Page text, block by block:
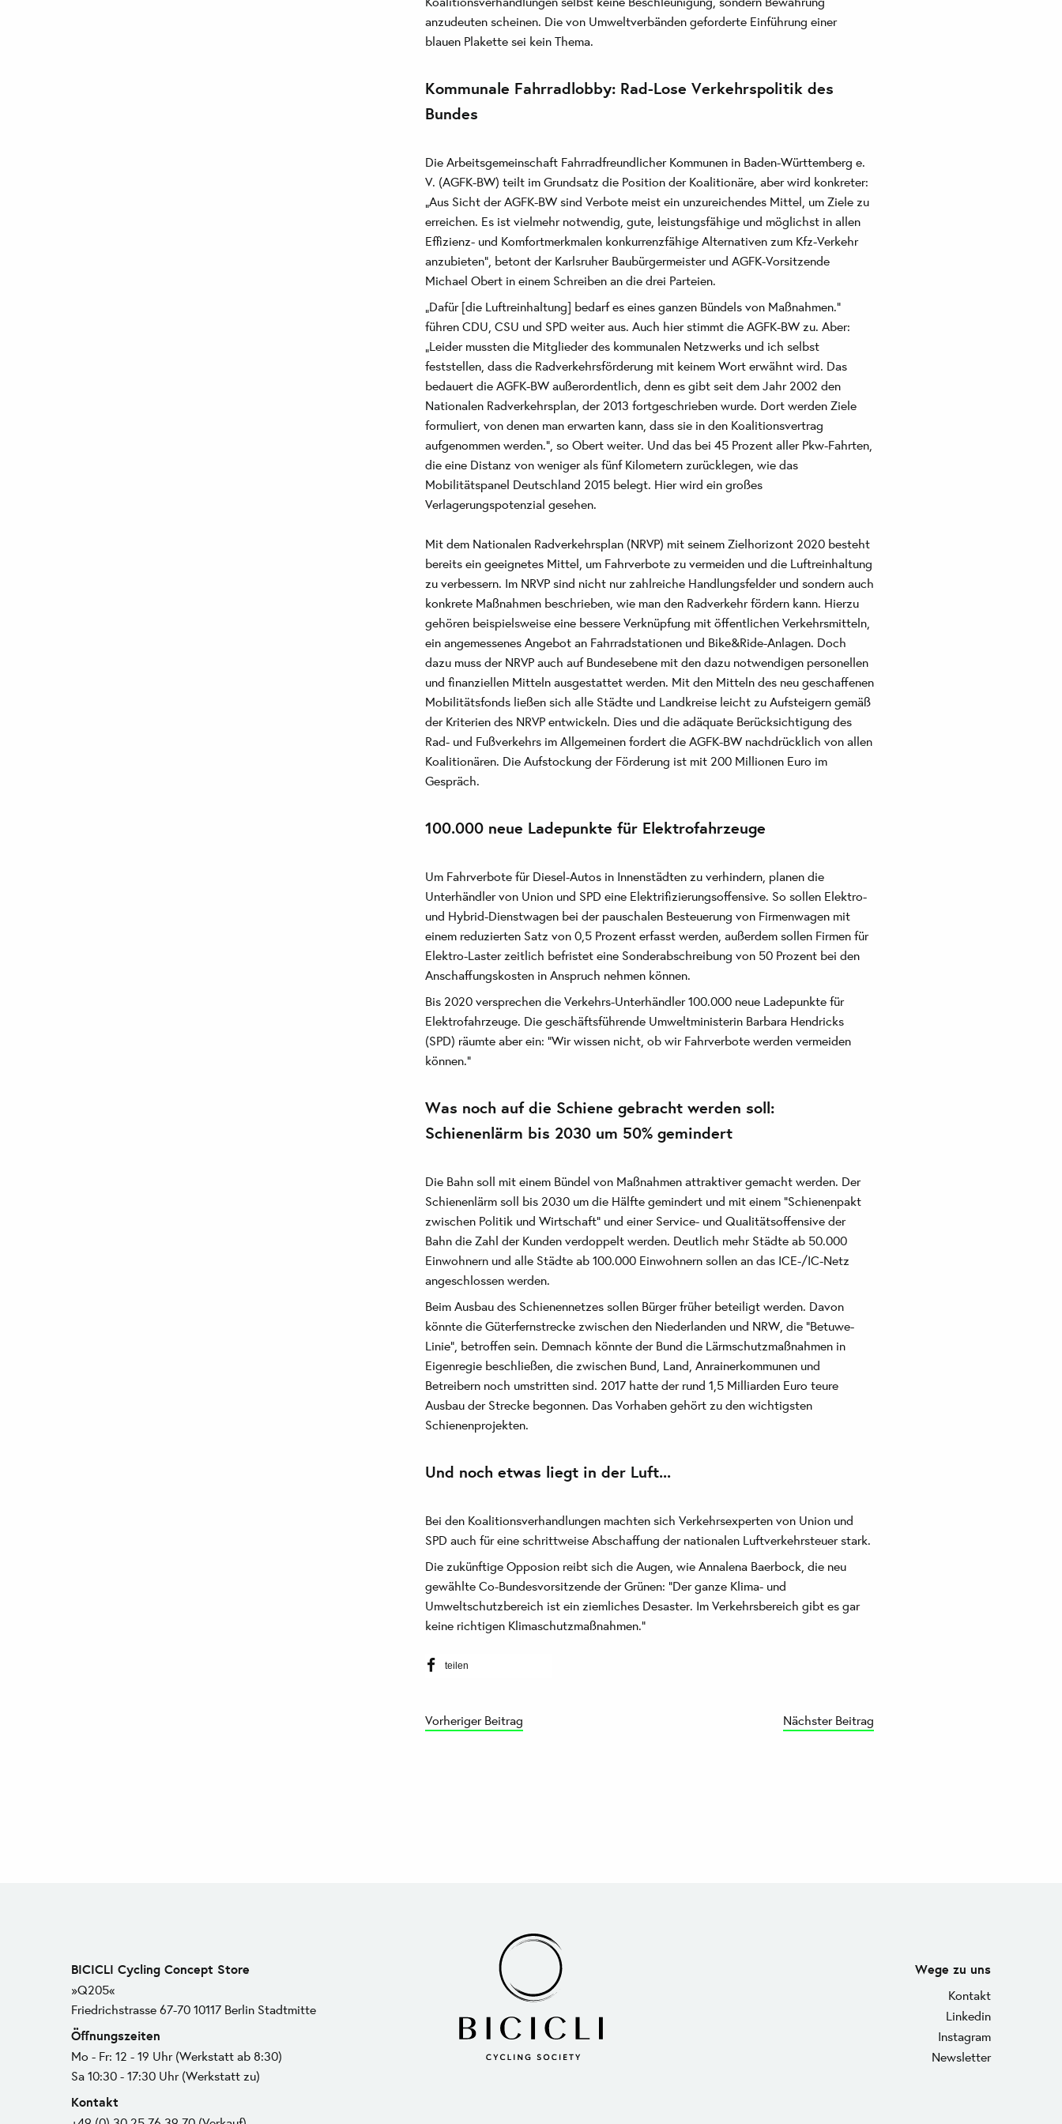
anzudeuten scheinen. Die von Umweltverbänden geforderte Einführung einer
blauen Plakette sei kein Thema.
Kommunale Fahrradlobby: Rad-Lose Verkehrspolitik des
Bundes
Die Arbeitsgemeinschaft Fahrradfreundlicher Kommunen in Baden-Württemberg e.
V. (AGFK-BW) teilt im Grundsatz die Position der Koalitionäre, aber wird konkreter:
„Aus Sicht der AGFK-BW sind Verbote meist ein unzureichendes Mittel, um Ziele zu
erreichen. Es ist vielmehr notwendig, gute, leistungsfähige und möglichst in allen
Effizienz- und Komfortmerkmalen konkurrenzfähige Alternativen zum Kfz-Verkehr
anzubieten", betont der Karlsruher Baubürgermeister und AGFK-Vorsitzende
Michael Obert in einem Schreiben an die drei Parteien.
„Dafür [die Luftreinhaltung] bedarf es eines ganzen Bündels von Maßnahmen."
führen CDU, CSU und SPD weiter aus. Auch hier stimmt die AGFK-BW zu. Aber:
„Leider mussten die Mitglieder des kommunalen Netzwerks und ich selbst
feststellen, dass die Radverkehrsförderung mit keinem Wort erwähnt wird. Das
bedauert die AGFK-BW außerordentlich, denn es gibt seit dem Jahr 2002 den
Nationalen Radverkehrsplan, der 2013 fortgeschrieben wurde. Dort werden Ziele
formuliert, von denen man erwarten kann, dass sie in den Koalitionsvertrag
aufgenommen werden.", so Obert weiter. Und das bei 45 Prozent aller Pkw-Fahrten,
die eine Distanz von weniger als fünf Kilometern zurücklegen, wie das
Mobilitätspanel Deutschland 2015 belegt. Hier wird ein großes
Verlagerungspotenzial gesehen.
Mit dem Nationalen Radverkehrsplan (NRVP) mit seinem Zielhorizont 2020 besteht
bereits ein geeignetes Mittel, um Fahrverbote zu vermeiden und die Luftreinhaltung
zu verbessern. Im NRVP sind nicht nur zahlreiche Handlungsfelder und sondern auch
konkrete Maßnahmen beschrieben, wie man den Radverkehr fördern kann. Hierzu
gehören beispielsweise eine bessere Verknüpfung mit öffentlichen Verkehrsmitteln,
ein angemessenes Angebot an Fahrradstationen und Bike&Ride-Anlagen. Doch
dazu muss der NRVP auch auf Bundesebene mit den dazu notwendigen personellen
und finanziellen Mitteln ausgestattet werden. Mit den Mitteln des neu geschaffenen
Mobilitätsfonds ließen sich alle Städte und Landkreise leicht zu Aufsteigern gemäß
der Kriterien des NRVP entwickeln. Dies und die adäquate Berücksichtigung des
Rad- und Fußverkehrs im Allgemeinen fordert die AGFK-BW nachdrücklich von allen
Koalitionären. Die Aufstockung der Förderung ist mit 200 Millionen Euro im
Gespräch.
100.000 neue Ladepunkte für Elektrofahrzeuge
Um Fahrverbote für Diesel-Autos in Innenstädten zu verhindern, planen die
Unterhändler von Union und SPD eine Elektrifizierungsoffensive. So sollen Elektro-
und Hybrid-Dienstwagen bei der pauschalen Besteuerung von Firmenwagen mit
einem reduzierten Satz von 0,5 Prozent erfasst werden, außerdem sollen Firmen für
Elektro-Laster zeitlich befristet eine Sonderabschreibung von 50 Prozent bei den
Anschaffungskosten in Anspruch nehmen können.
Bis 2020 versprechen die Verkehrs-Unterhändler 100.000 neue Ladepunkte für
Elektrofahrzeuge. Die geschäftsführende Umweltministerin Barbara Hendricks
(SPD) räumte aber ein: "Wir wissen nicht, ob wir Fahrverbote werden vermeiden
können."
Was noch auf die Schiene gebracht werden soll:
Schienenlärm bis 2030 um 50% gemindert
Die Bahn soll mit einem Bündel von Maßnahmen attraktiver gemacht werden. Der
Schienenlärm soll bis 2030 um die Hälfte gemindert und mit einem "Schienenpakt
zwischen Politik und Wirtschaft" und einer Service- und Qualitätsoffensive der
Bahn die Zahl der Kunden verdoppelt werden. Deutlich mehr Städte ab 50.000
Einwohnern und alle Städte ab 100.000 Einwohnern sollen an das ICE-/IC-Netz
angeschlossen werden.
Beim Ausbau des Schienennetzes sollen Bürger früher beteiligt werden. Davon
könnte die Güterfernstrecke zwischen den Niederlanden und NRW, die "Betuwe-
Linie", betroffen sein. Demnach könnte der Bund die Lärmschutzmaßnahmen in
Eigenregie beschließen, die zwischen Bund, Land, Anrainerkommunen und
Betreibern noch umstritten sind. 2017 hatte der rund 1,5 Milliarden Euro teure
Ausbau der Strecke begonnen. Das Vorhaben gehört zu den wichtigsten
Schienenprojekten.
Und noch etwas liegt in der Luft...
Bei den Koalitionsverhandlungen machten sich Verkehrsexperten von Union und
SPD auch für eine schrittweise Abschaffung der nationalen Luftverkehrsteuer stark.
Die zukünftige Opposion reibt sich die Augen, wie Annalena Baerbock, die neu
gewählte Co-Bundesvorsitzende der Grünen: "Der ganze Klima- und
Umweltschutzbereich ist ein ziemliches Desaster. Im Verkehrsbereich gibt es gar
keine richtigen Klimaschutzmaßnahmen."
teilen
Vorheriger Beitrag Nächster Beitrag
BICICLI Cycling Concept Store
»Q205«
Friedrichstrasse 67-70 10117 Berlin Stadtmitte
Öffnungszeiten
Mo - Fr: 12 - 19 Uhr (Werkstatt ab 8:30)
Sa 10:30 - 17:30 Uhr (Werkstatt zu)
Kontakt
Wege zu uns
Kontakt
Linkedin
Instagram
Newsletter